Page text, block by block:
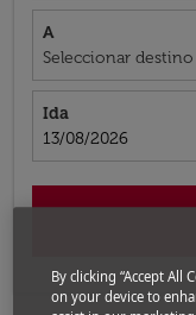
A
Seleccionar destino
Ida
fc-booking-
13/08/2026
By clicking “Accept All
on your device to